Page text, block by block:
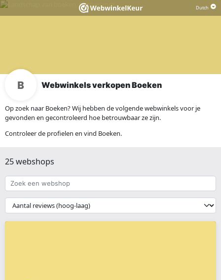
Webwinkels verkopen Boeken
Op zoek naar Boeken? Wij hebben de volgende webwinkels voor je
gevonden en gecontroleerd hoe betrouwbaar ze zijn.
Controleer de profielen en vind Boeken.
25 webshops
Zoek
een
webshop
{{
__('Sort')
}}